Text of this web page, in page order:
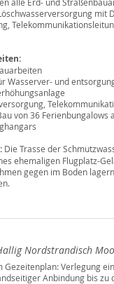
mit
Wasserver- und
von 36 Ferienbungalows
Die Trasse der
ehemaligen Flugplatz-
gegen im Boden
Nordstrandisch
Gezeitenplan: Verlegung
Anbindung bis zu